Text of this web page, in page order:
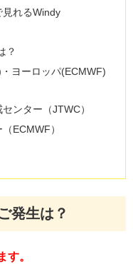
れるWindy
？
ヨーロッパ(ECMWF)
ンター（JTWC）
ECMWF）
発生は？
す。